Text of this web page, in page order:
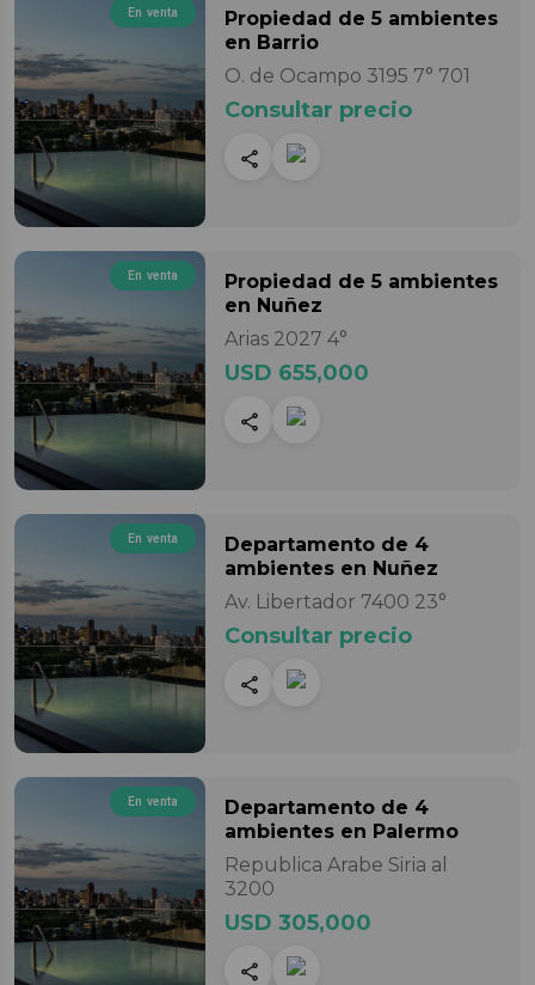
En venta Propiedad de 5 ambientes
en Barrio
O. de Ocampo 3195 7° 701
Consultar precio
En venta Propiedad de 5 ambientes
en Nuñez
Arias 2027 4°
USD 655,000
En venta Departamento de 4
ambientes en Nuñez
Av. Libertador 7400 23°
Consultar precio
En venta Departamento de 4
ambientes en Palermo
Republica Arabe Siria al
3200
USD 305,000